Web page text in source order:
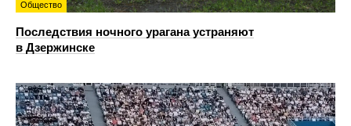
Общество
Последствия ночного урагана устраняют
в Дзержинске